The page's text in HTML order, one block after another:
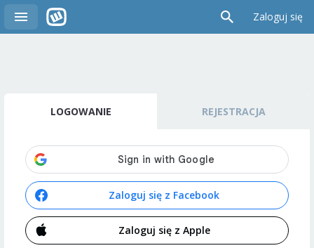
Zaloguj się
LOGOWANIE REJESTRACJA
Zaloguj się z Facebook
Zaloguj się z Apple